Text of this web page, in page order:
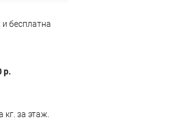
и бесплатна
р.
кг. за этаж.